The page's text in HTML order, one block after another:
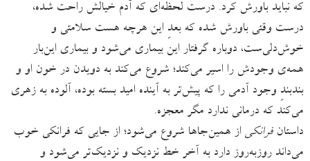
که نباید باورش کرد. درست لحظه‌ای که آدم خیالش راحت شده،
درست وقتی باورش شده که بعدِ این هرچه هست سلامتی و
خوش‌دلی‌ست، دوباره گرفتار این بیماری می‌شود و بیماری این‌بار
همه‌ی وجودش را اسیر می‌کند؛ شروع می‌کند به دویدن در خون او و
بندبندِ وجود آدمی را که پیش‌تر به آینده امید بسته بوده، آلوده به زهری
می‌کند که درمانی ندارد مگر معجزه.
داستانفرانکی از همین‌جاها شروع می‌شود؛ از جایی که فرانکی خوب
می‌داند روزبه‌روز دارد به آخر خط نزدیک و نزدیک‌تر می‌شود و